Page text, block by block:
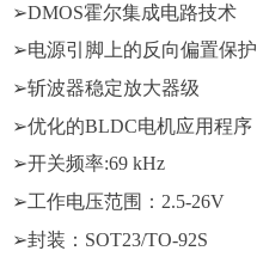
➢DMOS霍尔集成电路技术
➢电源引脚上的反向偏置保护
➢斩波器稳定放大器级
➢优化的BLDC电机应用程序
➢开关频率:69 kHz
➢工作电压范围： 2.5-26V
➢封装： SOT23/TO-92S